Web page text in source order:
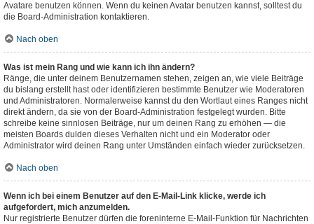
Avatare benutzen können. Wenn du keinen Avatar benutzen kannst, solltest du
die Board-Administration kontaktieren.
Nach oben
Was ist mein Rang und wie kann ich ihn ändern?
Ränge, die unter deinem Benutzernamen stehen, zeigen an, wie viele Beiträge
du bislang erstellt hast oder identifizieren bestimmte Benutzer wie Moderatoren
und Administratoren. Normalerweise kannst du den Wortlaut eines Ranges nicht
direkt ändern, da sie von der Board-Administration festgelegt wurden. Bitte
schreibe keine sinnlosen Beiträge, nur um deinen Rang zu erhöhen — die
meisten Boards dulden dieses Verhalten nicht und ein Moderator oder
Administrator wird deinen Rang unter Umständen einfach wieder zurücksetzen.
Nach oben
Wenn ich bei einem Benutzer auf den E-Mail-Link klicke, werde ich
aufgefordert, mich anzumelden.
Nur registrierte Benutzer dürfen die foreninterne E-Mail-Funktion für Nachrichten